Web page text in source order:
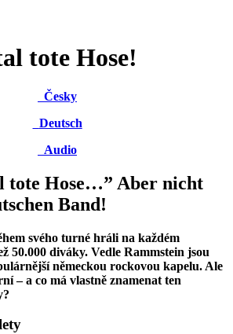
tote Hose!
Česky
Deutsch
Audio
tote Hose…” Aber nicht
Band!
svého turné hráli na každém
50.000 diváky. Vedle Rammstein jsou
německou rockovou kapelu. Ale
– a co má vlastně znamenat ten